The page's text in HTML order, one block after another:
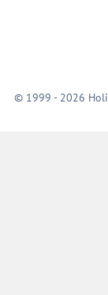
© 1999 - 2026